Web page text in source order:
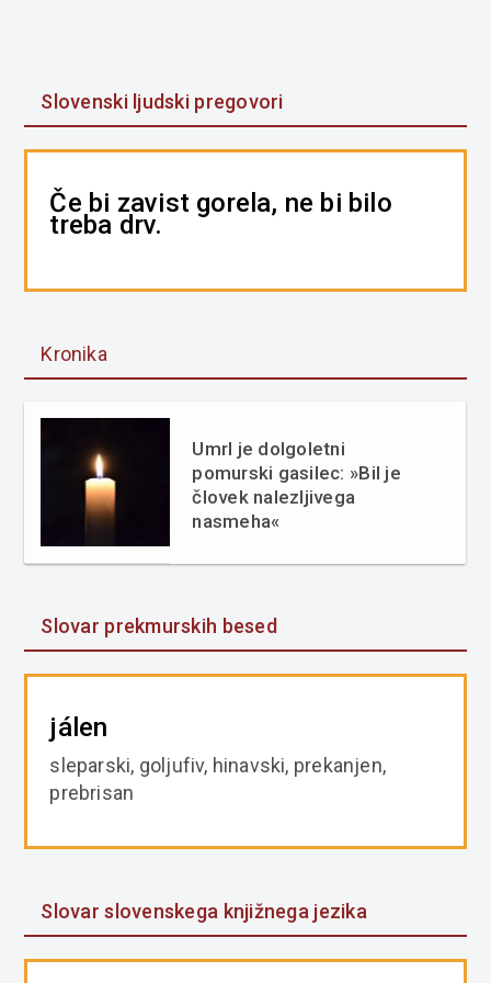
Slovenski ljudski pregovori
Če bi zavist gorela, ne bi bilo
treba drv.
Kronika
Umrl je dolgoletni
pomurski gasilec: »Bil je
človek nalezljivega
nasmeha«
Slovar prekmurskih besed
jálen
sleparski, goljufiv, hinavski, prekanjen,
prebrisan
Slovar slovenskega knjižnega jezika